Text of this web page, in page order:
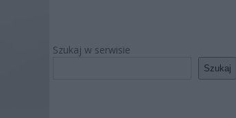
Szukaj w serwisie
Szukaj